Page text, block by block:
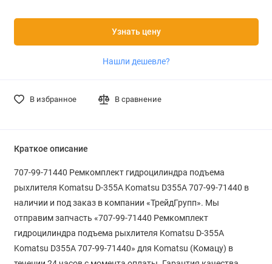
Узнать цену
Нашли дешевле?
В избранное В сравнение
Краткое описание
707-99-71440 Ремкомплект гидроцилиндра подъема
рыхлителя Komatsu D-355A Komatsu D355A 707-99-71440 в
наличии и под заказ в компании «ТрейдГрупп». Мы
отправим запчасть «707-99-71440 Ремкомплект
гидроцилиндра подъема рыхлителя Komatsu D-355A
Komatsu D355A 707-99-71440» для Komatsu (Комацу) в